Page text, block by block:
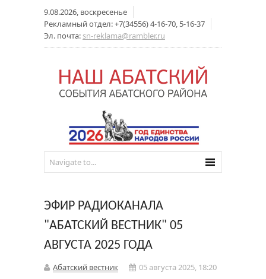
9.08.2026, воскресенье
Рекламный отдел: +7(34556) 4-16-70, 5-16-37
Эл. почта: sn-reklama@rambler.ru
ЭФИР РАДИОКАНАЛА
"АБАТСКИЙ ВЕСТНИК" 05
АВГУСТА 2025 ГОДА
Абатский вестник 05 августа 2025, 18:20